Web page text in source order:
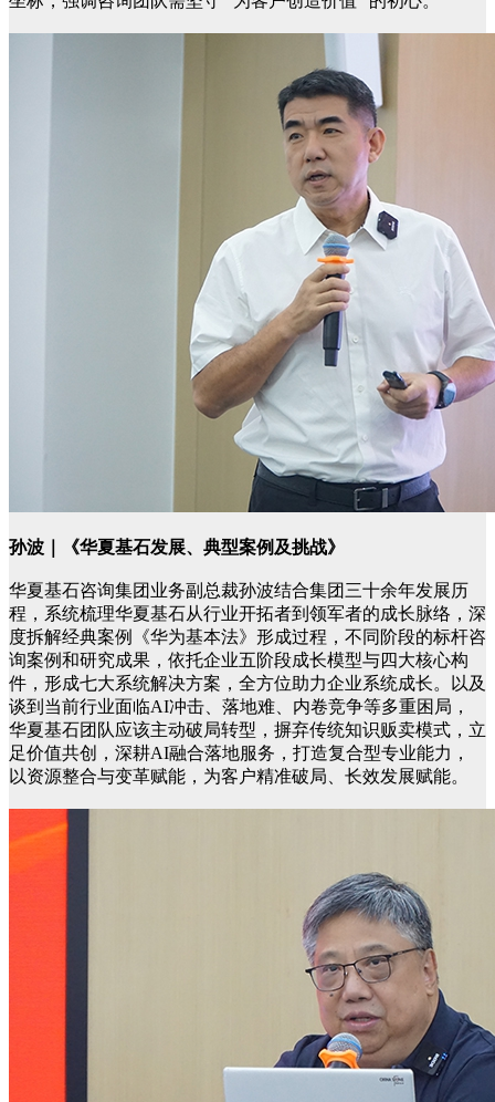
孙波｜《华夏基石发展、典型案例及挑战》
华夏基石咨询集团业务副总裁孙波结合集团三十余年发展历
程，系统梳理华夏基石从行业开拓者到领军者的成长脉络，深
度拆解经典案例《华为基本法》形成过程，不同阶段的标杆咨
询案例和研究成果，依托企业五阶段成长模型与四大核心构
件，形成七大系统解决方案，全方位助力企业系统成长。以及
谈到当前行业面临AI冲击、落地难、内卷竞争等多重困局，
华夏基石团队应该主动破局转型，摒弃传统知识贩卖模式，立
足价值共创，深耕AI融合落地服务，打造复合型专业能力，
以资源整合与变革赋能，为客户精准破局、长效发展赋能。